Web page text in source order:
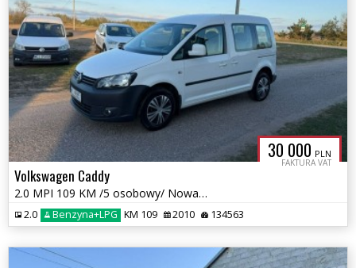
30 000 PLN
FAKTURA VAT
Volkswagen Caddy
2.0 MPI 109 KM /5 osobowy/ Nowa instalacja LPG/Zarejestrowany
2.0 Benzyna+LPG KM 109 2010 134563